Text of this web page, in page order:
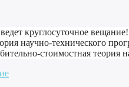
круглосуточное
научно-технического
стоимостная